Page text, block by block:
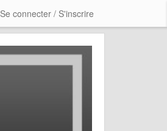
Se connecter / S'inscrire